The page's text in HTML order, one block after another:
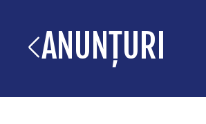
ANUNȚURI